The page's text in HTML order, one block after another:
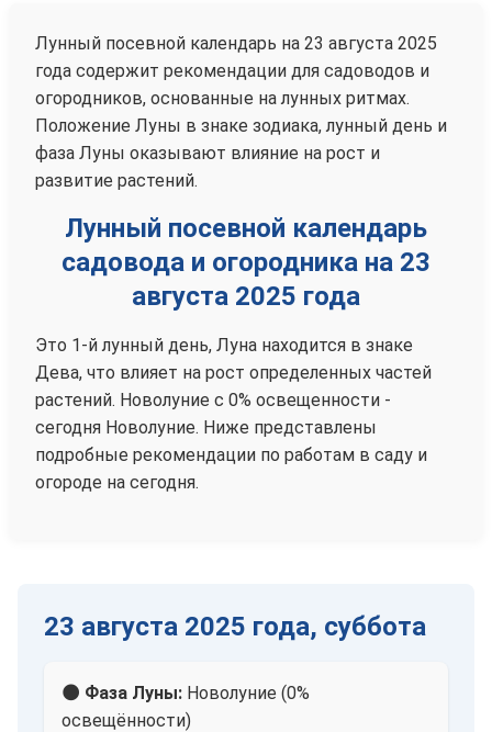
Лунный посевной календарь на 23 августа 2025
года содержит рекомендации для садоводов и
огородников, основанные на лунных ритмах.
Положение Луны в знаке зодиака, лунный день и
фаза Луны оказывают влияние на рост и
развитие растений.
Лунный посевной календарь
садовода и огородника на 23
августа 2025 года
Это 1-й лунный день, Луна находится в знаке
Дева, что влияет на рост определенных частей
растений. Новолуние с 0% освещенности -
сегодня Новолуние. Ниже представлены
подробные рекомендации по работам в саду и
огороде на сегодня.
23 августа 2025 года, суббота
🌑 Фаза Луны: Новолуние (0%
освещённости)